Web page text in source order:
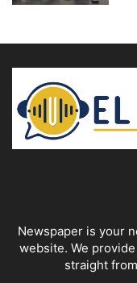
Newspaper is your
website. We
straight